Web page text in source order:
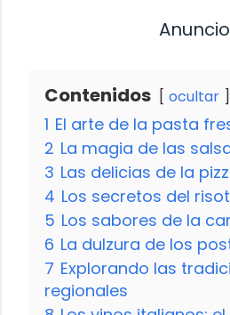
Contenidos ocultar
1 El arte de la pasta
2 La magia de las
3 Las delicias de la
4 Los secretos del
5 Los sabores de la
6 La dulzura de los
7 Explorando las
regionales